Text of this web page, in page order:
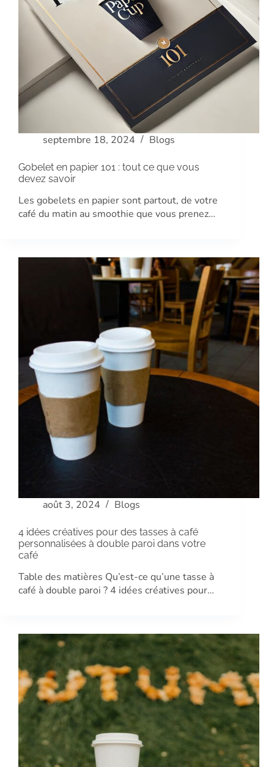
septembre 18, 2024 Blogs
Gobelet en papier 101 : tout ce que vous
devez savoir
Les gobelets en papier sont partout, de votre
café du matin au smoothie que vous prenez…
août 3, 2024 Blogs
4 idées créatives pour des tasses à café
personnalisées à double paroi dans votre
café
Table des matières Qu’est-ce qu’une tasse à
café à double paroi ? 4 idées créatives pour…